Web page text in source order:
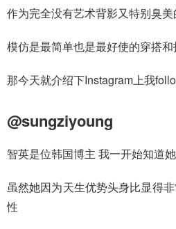
作为完全没有艺术背影又特别臭
模仿是最简单也是最好使的穿搭
那今天就介绍下Instagram上我
@sungziyoung
智英是位韩国博主 我一开始知道
虽然她因为天生优势头身比显得
性